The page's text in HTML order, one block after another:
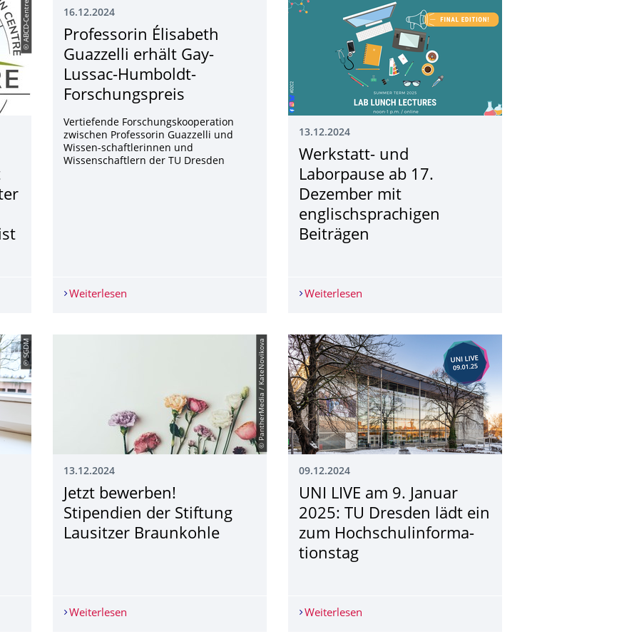
© ABCD-Centre
indischen Joint Masterstudiengang Water Security and Global Change (ABCD-Centre) ist geöffnet
16.12.2024
Professorin Élisabeth
Guazzelli erhält Gay-
Lussac-Humboldt-
Forschungspreis
Vertiefende Forschungskooperation
zwischen Professorin Guazzelli und
Wissen-schaftlerinnen und
Wissenschaftlern der TU Dresden
Weiterlesen Professorin Élisabeth Guazzelli erhält Gay-Lussac-Humboldt-Forschungspreis
13.12.2024
Werkstatt- und
Laborpause ab 17.
Dezember mit
englischsprachigen
Beiträgen
Weiterlesen
© SGDM
Professorinnen der TU Dresden im neuen Kalender entdecken
© PantherMedia / KateNovikova
13.12.2024
Jetzt bewerben!
Stipendien der Stiftung
Lausitzer Braunkohle
Weiterlesen Jetzt bewerben! Stipendien der Stiftung Lausitzer Braunkohle
09.12.2024
UNI LIVE am 9. Januar
2025: TU Dresden lädt ein
zum Hochschulinforma­
tionstag
Weiterlesen